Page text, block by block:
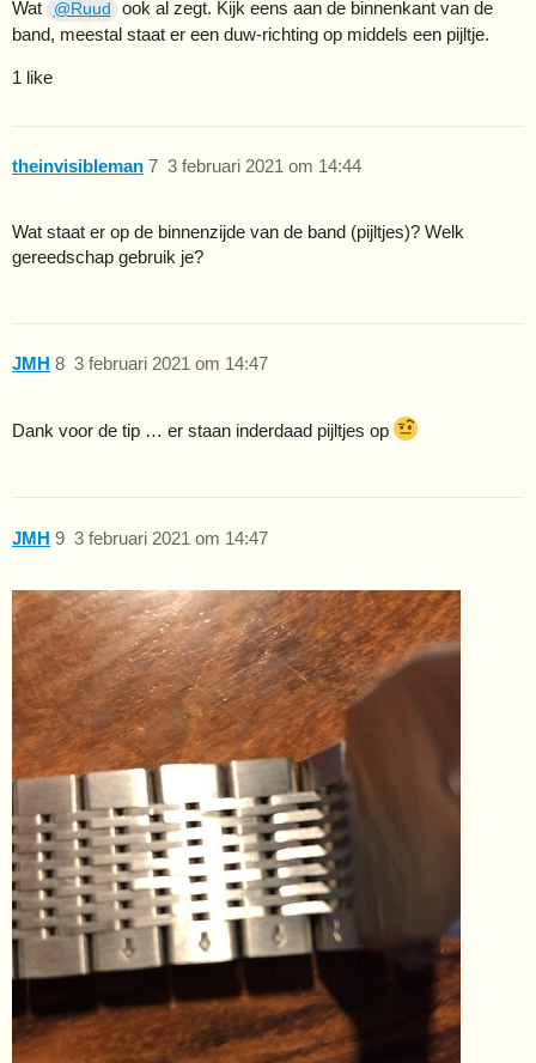
Wat @Ruud
ook al zegt. Kijk eens aan de binnenkant van de
band, meestal staat er een duw-richting op middels een pijltje.
1 like
theinvisibleman 3 februari 2021 om 14:44
7
Wat staat er op de binnenzijde van de band (pijltjes)? Welk
gereedschap gebruik je?
JMH 3 februari 2021 om 14:47
8
Dank voor de tip … er staan inderdaad pijltjes op
JMH 3 februari 2021 om 14:47
9